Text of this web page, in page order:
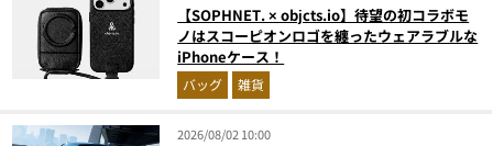
【SOPHNET. × objcts.io】待望の初コラボモ
ノはスコーピオンロゴを纏ったウェアラブルな
iPhoneケース！
バッグ 雑貨
2026/08/02 10:00